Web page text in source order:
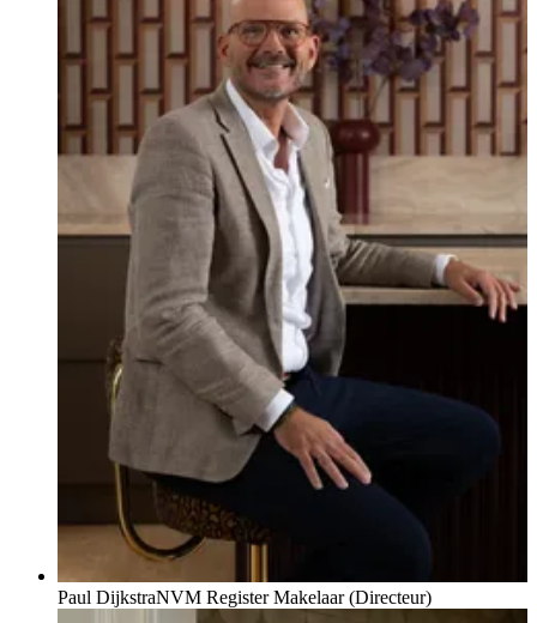
Paul DijkstraNVM Register Makelaar (Directeur)